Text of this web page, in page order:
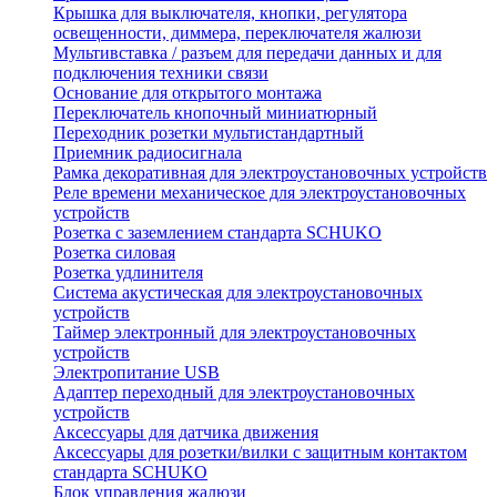
Крышка для выключателя, кнопки, регулятора
освещенности, диммера, переключателя жалюзи
Мультивставка / разъем для передачи данных и для
подключения техники связи
Основание для открытого монтажа
Переключатель кнопочный миниатюрный
Переходник розетки мультистандартный
Приемник радиосигнала
Рамка декоративная для электроустановочных устройств
Реле времени механическое для электроустановочных
устройств
Розетка с заземлением стандарта SCHUKO
Розетка силовая
Розетка удлинителя
Система акустическая для электроустановочных
устройств
Таймер электронный для электроустановочных
устройств
Электропитание USB
Адаптер переходный для электроустановочных
устройств
Аксессуары для датчика движения
Аксессуары для розетки/вилки с защитным контактом
стандарта SCHUKO
Блок управления жалюзи